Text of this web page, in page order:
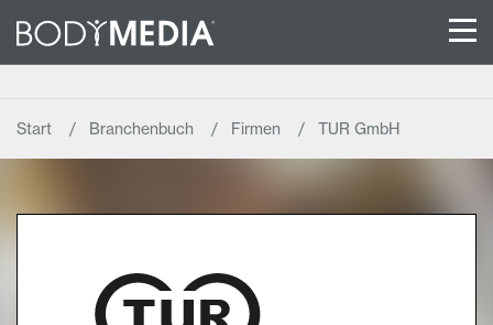
Start Branchenbuch Firmen TUR GmbH